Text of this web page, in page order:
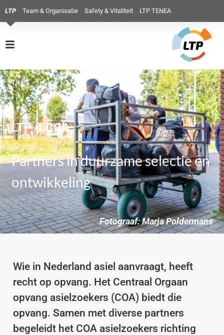
LTP Team & Organisatie Safety & Vitaliteit LTP TENEA
LTP & COA
Partners in duurzame selectie en
ontwikkeling
Fotograaf: Marja Poldermans
Wie in Nederland asiel aanvraagt, heeft
recht op opvang. Het Centraal Orgaan
opvang asielzoekers (COA) biedt die
opvang. Samen met diverse partners
begeleidt het COA asielzoekers richting